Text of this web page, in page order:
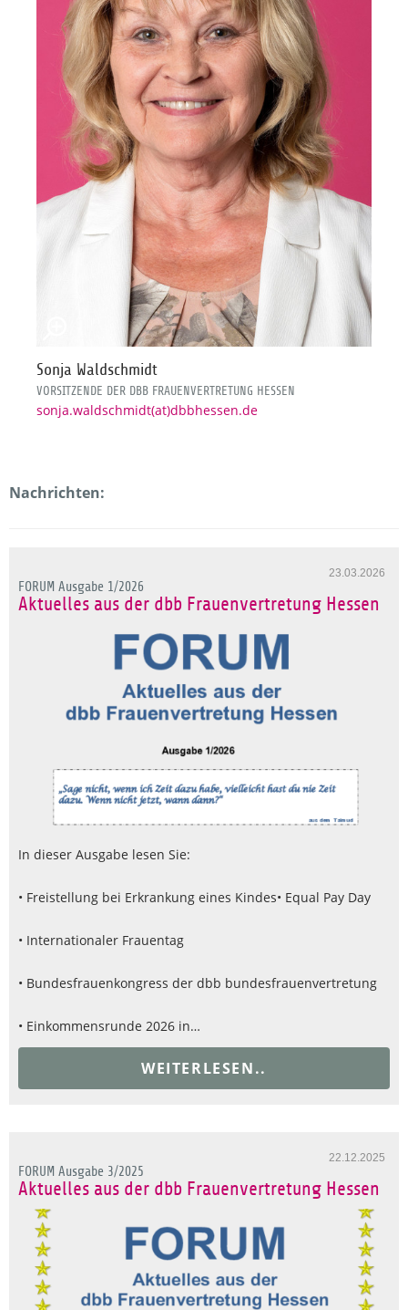
Sonja Waldschmidt
VORSITZENDE DER DBB FRAUENVERTRETUNG HESSEN
sonja.waldschmidt(at)dbbhessen.de
Nachrichten:
23.03.2026
FORUM Ausgabe 1/2026
Aktuelles aus der dbb Frauenvertretung Hessen
In dieser Ausgabe lesen Sie:
• Freistellung bei Erkrankung eines Kindes• Equal Pay Day
• Internationaler Frauentag
• Bundesfrauenkongress der dbb bundesfrauenvertretung
• Einkommensrunde 2026 in…
WEITERLESEN..
22.12.2025
FORUM Ausgabe 3/2025
Aktuelles aus der dbb Frauenvertretung Hessen